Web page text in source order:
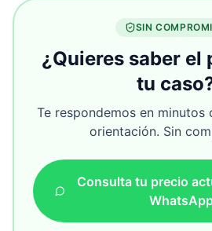
SIN
¿Quieres saber el
tu
Te respondemos en
orientación. Sin
Consulta tu precio